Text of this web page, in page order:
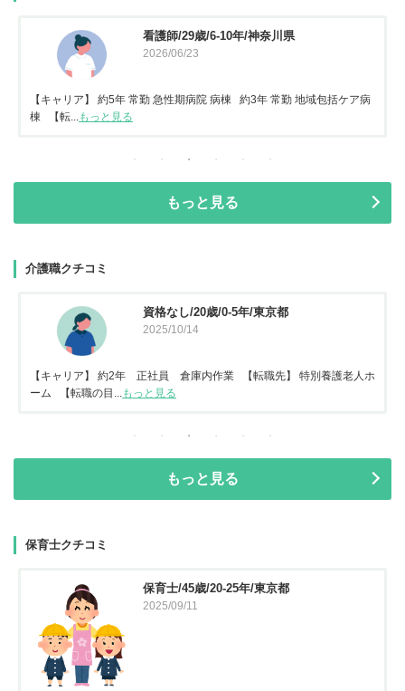
看護師/29歳/6-10年/神奈川県
2026/06/23
【キャリア】 約5年 常勤 急性期病院 病棟 約3年 常勤 地域包括ケア病
棟 【転...もっと見る
もっと見る
介護職クチコミ
資格なし/20歳/0-5年/東京都
2025/10/14
【キャリア】 約2年 正社員 倉庫内作業 【転職先】 特別養護老人ホ
ーム 【転職の目...
もっと見る
もっと見る
保育士クチコミ
保育士/45歳/20-25年/東京都
2025/09/11